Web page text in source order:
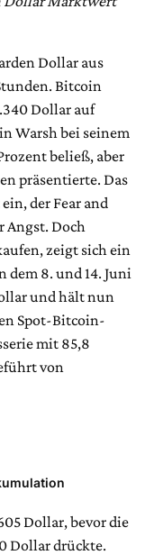
Dollar aus
Bitcoin
Dollar auf
Warsh bei seinem
beließ, aber
präsentierte. Das
der Fear and
Angst. Doch
zeigt sich ein
8. und 14. Juni
und hält nun
Spot-Bitcoin-
mit 85,8
von
Dollar, bevor die
Dollar drückte.